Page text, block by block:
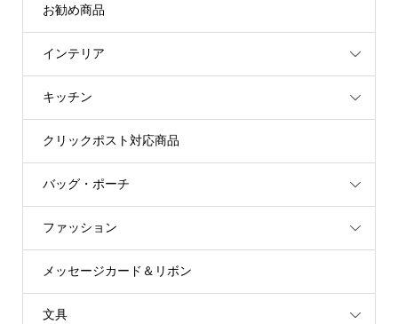
お勧め商品
インテリア
キッチン
クリックポスト対応商品
バッグ・ポーチ
ファッション
メッセージカード＆リボン
文具